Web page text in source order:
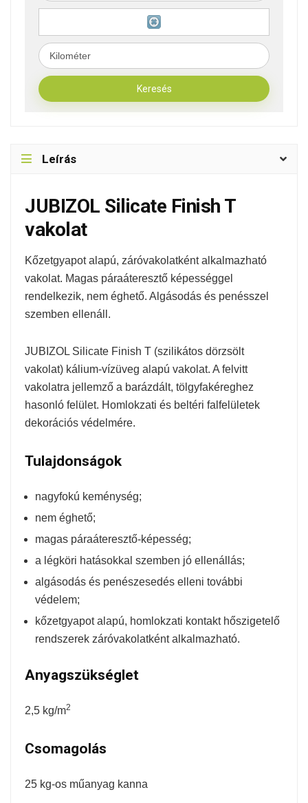
Leírás
JUBIZOL Silicate Finish T
vakolat
Kőzetgyapot alapú, záróvakolatként alkalmazható
vakolat. Magas páraáteresztő képességgel
rendelkezik, nem éghető. Algásodás és penésszel
szemben ellenáll.
JUBIZOL Silicate Finish T (szilikátos dörzsölt
vakolat) kálium-vízüveg alapú vakolat. A felvitt
vakolatra jellemző a barázdált, tölgyfakéreghez
hasonló felület. Homlokzati és beltéri falfelületek
dekorációs védelmére.
Tulajdonságok
nagyfokú keménység;
nem éghető;
magas páraáteresztő-képesség;
a légköri hatásokkal szemben jó ellenállás;
algásodás és penészesedés elleni további
védelem;
kőzetgyapot alapú, homlokzati kontakt hőszigetelő
rendszerek záróvakolatként alkalmazható.
Anyagszükséglet
2,5 kg/m2
Csomagolás
25 kg-os műanyag kanna